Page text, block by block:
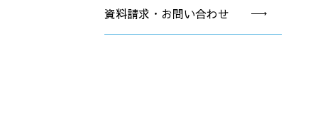
資料請求・お問い合わせ